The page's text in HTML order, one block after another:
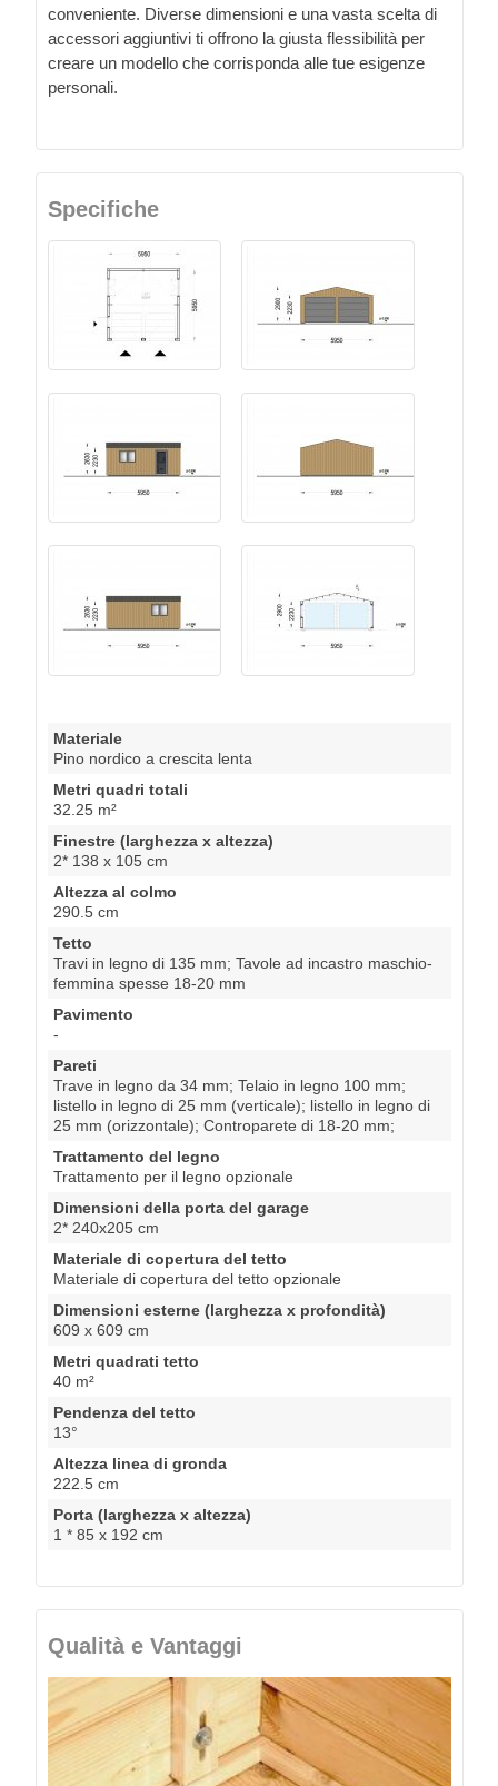
conveniente. Diverse dimensioni e una vasta scelta di
accessori aggiuntivi ti offrono la giusta flessibilità per
creare un modello che corrisponda alle tue esigenze
personali.
Specifiche
Materiale
Pino nordico a crescita lenta
Metri quadri totali
32.25 m²
Finestre (larghezza x altezza)
2* 138 x 105 cm
Altezza al colmo
290.5 cm
Tetto
Travi in legno di 135 mm; Tavole ad incastro maschio-
femmina spesse 18-20 mm
Pavimento
-
Pareti
Trave in legno da 34 mm; Telaio in legno 100 mm;
listello in legno di 25 mm (verticale); listello in legno di
25 mm (orizzontale); Controparete di 18-20 mm;
Trattamento del legno
Trattamento per il legno opzionale
Dimensioni della porta del garage
2* 240x205 cm
Materiale di copertura del tetto
Materiale di copertura del tetto opzionale
Dimensioni esterne (larghezza x profondità)
609 x 609 cm
Metri quadrati tetto
40 m²
Pendenza del tetto
13°
Altezza linea di gronda
222.5 cm
Porta (larghezza x altezza)
1 * 85 x 192 cm
Qualità e Vantaggi